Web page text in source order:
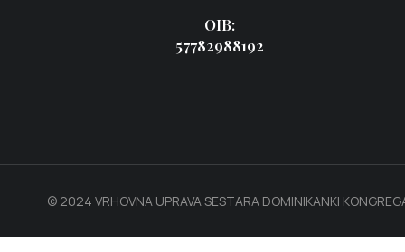
OIB:
57782988192
© 2024 VRHOVNA UPRAVA SESTARA DOMINIKANKI